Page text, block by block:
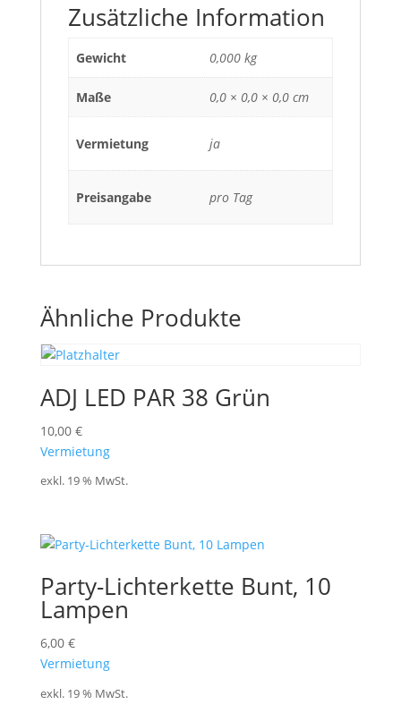
Zusätzliche Information
Gewicht 0,000 kg
Maße 0,0 × 0,0 × 0,0 cm
Vermietung ja
Preisangabe pro Tag
Ähnliche Produkte
ADJ LED PAR 38 Grün
10,00 €
Vermietung
exkl. 19 % MwSt.
Party-Lichterkette Bunt, 10
Lampen
6,00 €
Vermietung
exkl. 19 % MwSt.